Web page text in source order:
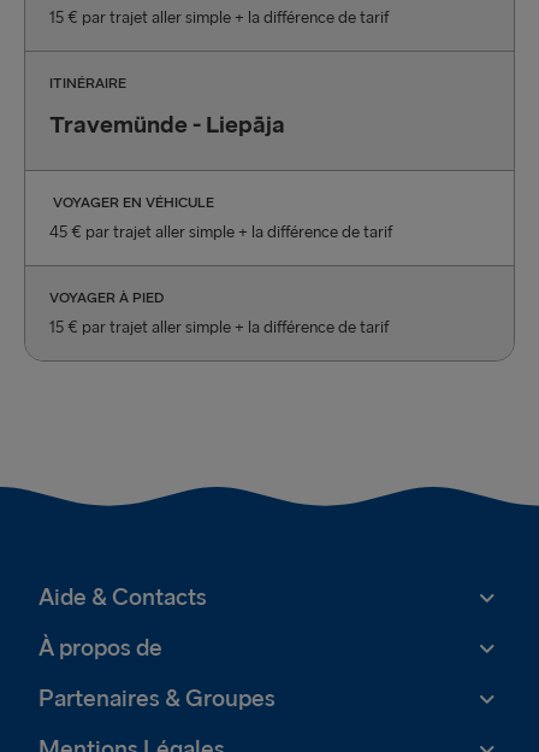
15 € par trajet aller simple + la différence de tarif
ITINÉRAIRE
Travemünde - Liepāja
VOYAGER EN VÉHICULE
45 € par trajet aller simple + la différence de tarif
VOYAGER À PIED
15 € par trajet aller simple + la différence de tarif
Aide & Contacts
À propos de
Partenaires & Groupes